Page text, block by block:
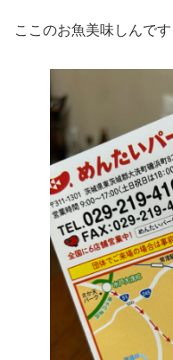
ここのお魚美味しんで